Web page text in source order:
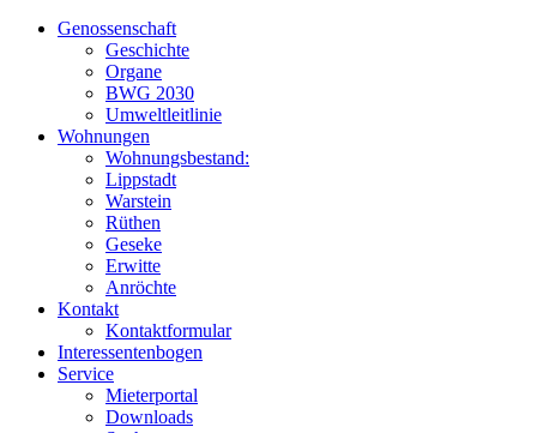
Genossenschaft
Geschichte
Organe
BWG 2030
Umweltleitlinie
Wohnungen
Wohnungsbestand:
Lippstadt
Warstein
Rüthen
Geseke
Erwitte
Anröchte
Kontakt
Kontaktformular
Interessentenbogen
Service
Mieterportal
Downloads